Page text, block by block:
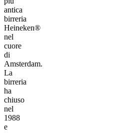
antica
birreria
Heineken®
nel
cuore
di
Amsterdam.
La
birreria
ha
chiuso
nel
1988
e